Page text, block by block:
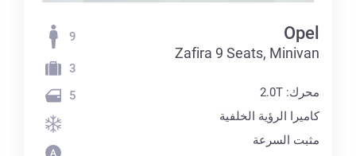
Opel
Zafira 9 Seats, Minivan
محرك: 2.0T
كاميرا الرؤية الخلفية
مثبت السرعة
9
3
5